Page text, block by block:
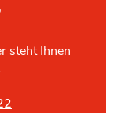
steht Ihnen